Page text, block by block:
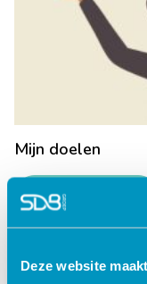
Deze website
Mijn doelen
Lees verder